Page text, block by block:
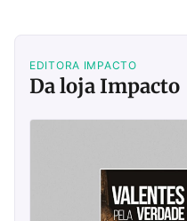
EDITORA IMPACTO
Da loja Impacto